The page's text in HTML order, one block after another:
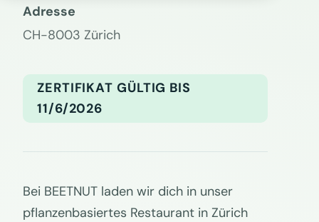
Adresse
CH-8003 Zürich
ZERTIFIKAT GÜLTIG BIS
11/6/2026
Bei BEETNUT laden wir dich in unser
pflanzenbasiertes Restaurant in Zürich